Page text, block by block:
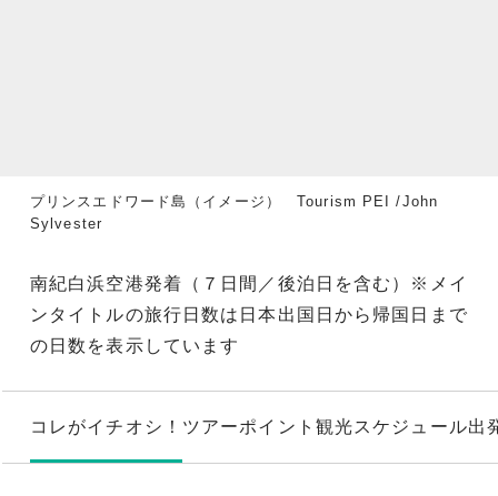
プリンスエドワード島（イメージ） Tourism PEI /John
Sylvester
南紀白浜空港発着（７日間／後泊日を含む）※メイ
ンタイトルの旅行日数は日本出国日から帰国日まで
の日数を表示しています
コレがイチオシ！ ツアーポイント 観光スケジュール出